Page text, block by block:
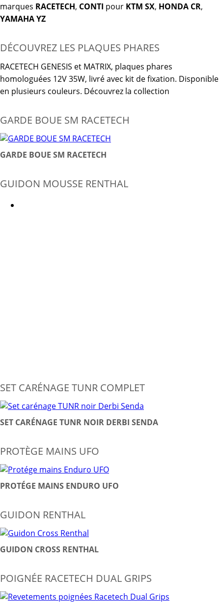
marques RACETECH, CONTI pour KTM SX, HONDA CR,
YAMAHA YZ
DÉCOUVREZ LES PLAQUES PHARES
RACETECH GENESIS et MATRIX, plaques phares
homologuées 12V 35W, livré avec kit de fixation. Disponible
en plusieurs couleurs. Découvrez la collection
GARDE BOUE SM RACETECH
GARDE BOUE SM RACETECH
GUIDON MOUSSE RENTHAL
SET CARÉNAGE TUNR COMPLET
SET CARÉNAGE TUNR NOIR DERBI SENDA
PROTÈGE MAINS UFO
PROTÉGE MAINS ENDURO UFO
GUIDON RENTHAL
GUIDON CROSS RENTHAL
POIGNÉE RACETECH DUAL GRIPS